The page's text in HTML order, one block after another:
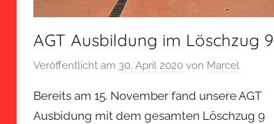
AGT Ausbildung im Löschzug 9
Veröffentlicht am 30. April 2020 von Marcel
Bereits am 15. November fand unsere AGT
Ausbidung mit dem gesamten Löschzug 9